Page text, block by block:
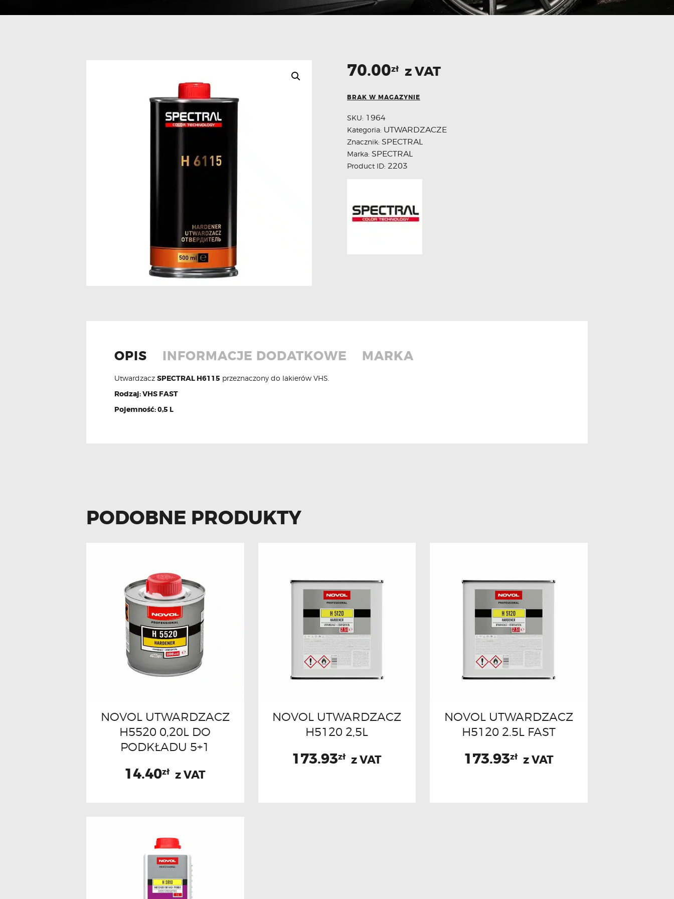
70.00zł z VAT
BRAK W MAGAZYNIE
SKU: 1964
Kategoria: UTWARDZACZE
Znacznik: SPECTRAL
Marka: SPECTRAL
Product ID: 2203
OPIS INFORMACJE DODATKOWE MARKA
Utwardzacz SPECTRAL H6115 przeznaczony do lakierów VHS.
Rodzaj: VHS FAST
Pojemność: 0,5 L
PODOBNE PRODUKTY
NOVOL UTWARDZACZ
H5520 0,20L DO
PODKŁADU 5+1
14.40zł z VAT
NOVOL UTWARDZACZ
H5120 2,5L
173.93zł z VAT
NOVOL UTWARDZACZ
H5120 2.5L FAST
173.93zł z VAT